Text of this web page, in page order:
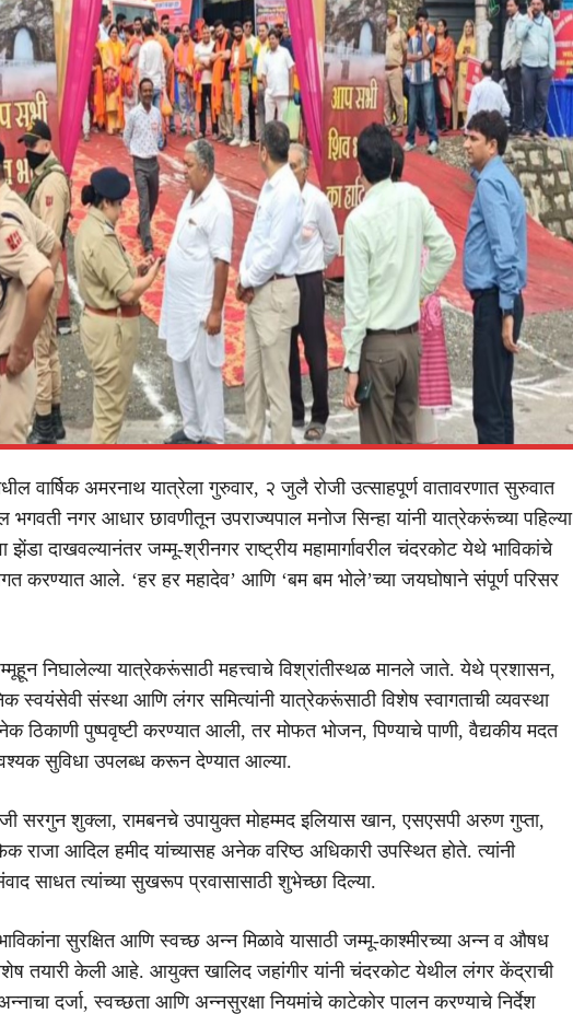
वार्षिक अमरनाथ यात्रेला गुरुवार, २ जुलै रोजी उत्साहपूर्ण वातावरणात सुरुवात
भगवती नगर आधार छावणीतून उपराज्यपाल मनोज सिन्हा यांनी यात्रेकरूंच्या पहिल्या
झेंडा दाखवल्यानंतर जम्मू-श्रीनगर राष्ट्रीय महामार्गावरील चंदरकोट येथे भाविकांचे
करण्यात आले. ‘हर हर महादेव’ आणि ‘बम बम भोले’च्या जयघोषाने संपूर्ण परिसर
निघालेल्या यात्रेकरूंसाठी महत्त्वाचे विश्रांतीस्थळ मानले जाते. येथे प्रशासन,
स्वयंसेवी संस्था आणि लंगर समित्यांनी यात्रेकरूंसाठी विशेष स्वागताची व्यवस्था
ठिकाणी पुष्पवृष्टी करण्यात आली, तर मोफत भोजन, पिण्याचे पाणी, वैद्यकीय मदत
सुविधा उपलब्ध करून देण्यात आल्या.
सरगुन शुक्ला, रामबनचे उपायुक्त मोहम्मद इलियास खान, एसएसपी अरुण गुप्ता,
राजा आदिल हमीद यांच्यासह अनेक वरिष्ठ अधिकारी उपस्थित होते. त्यांनी
साधत त्यांच्या सुखरूप प्रवासासाठी शुभेच्छा दिल्या.
सुरक्षित आणि स्वच्छ अन्न मिळावे यासाठी जम्मू-काश्मीरच्या अन्न व औषध
तयारी केली आहे. आयुक्त खालिद जहांगीर यांनी चंदरकोट येथील लंगर केंद्राची
दर्जा, स्वच्छता आणि अन्नसुरक्षा नियमांचे काटेकोर पालन करण्याचे निर्देश